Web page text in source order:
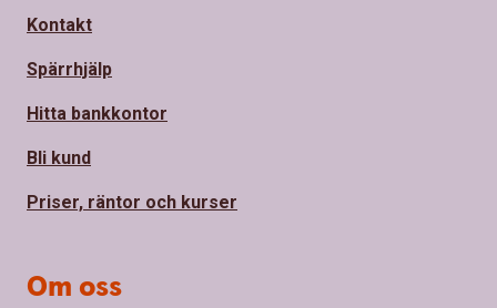
Kontakt
Spärrhjälp
Hitta bankkontor
Bli kund
Priser, räntor och kurser
Om oss